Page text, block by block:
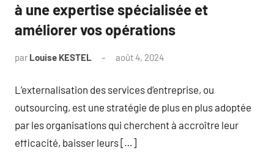
à une expertise spécialisée et
améliorer vos opérations
par Louise KESTEL août 4, 2024
L’externalisation des services d’entreprise, ou
outsourcing, est une stratégie de plus en plus adoptée
par les organisations qui cherchent à accroître leur
efficacité, baisser leurs […]